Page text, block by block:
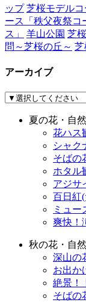
ップ 芝桜モデルコ
ース「秩父夜祭コ
ス」
羊山公園 芝
問～芝桜の丘～ 芝
アーカイブ
夏の花・自然
花ハス
シャク
そばの
ホタル
アジサ
百日紅
ミュー
爽快！
秋の花・自然
深山の
お出か
絶景！
そばの